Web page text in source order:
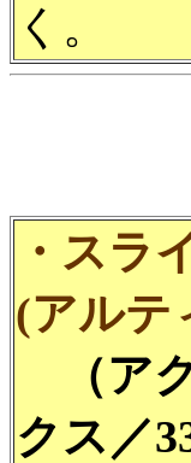
く。
・スラ
(アルテ
（ア
クス／